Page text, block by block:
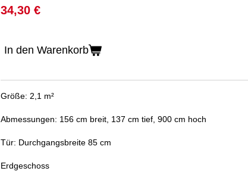
34,30 €
In den Warenkorb
Größe: 2,1 m²
Abmessungen: 156 cm breit, 137 cm tief, 900 cm hoch
Tür: Durchgangsbreite 85 cm
Erdgeschoss